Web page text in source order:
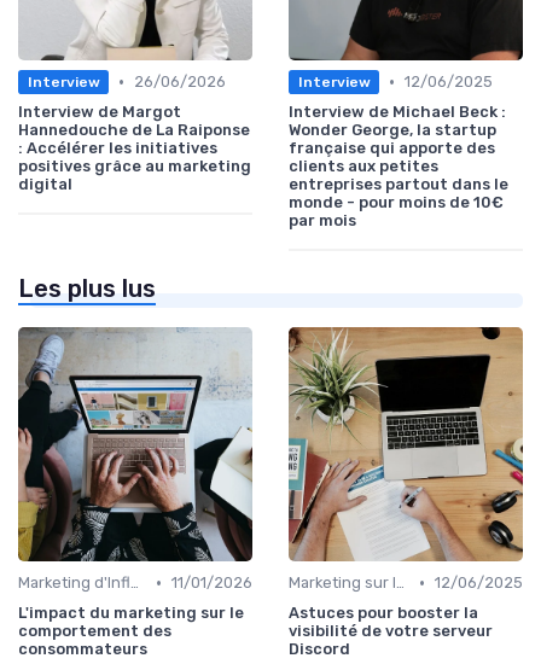
Interview •
26/06/2026
Interview de Margot
Hannedouche de La Raiponse
: Accélérer les initiatives
positives grâce au marketing
digital
Interview • 12/06/2025
Interview de Michael Beck :
Wonder George, la startup
française qui apporte des
clients aux petites
entreprises partout dans le
monde - pour moins de 10€
par mois
Les plus lus
Marketing d'Influence • 11/01/2026
L'impact du marketing sur le
comportement des
consommateurs
Marketing sur les Réseaux Sociaux • 12/06/2025
Astuces pour booster la
visibilité de votre serveur
Discord